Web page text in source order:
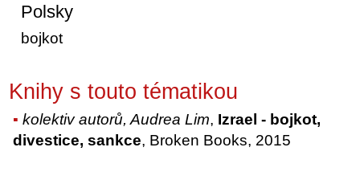
Polsky
bojkot
Knihy s touto tématikou
kolektiv autorů, Audrea Lim, Izrael - bojkot,
divestice, sankce, Broken Books, 2015